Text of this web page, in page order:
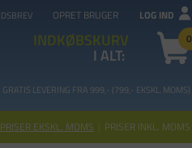
OPRET BRUGER LOG IND
INDKØBSKURV 0
I ALT:
GRATIS LEVERING FRA 999,- (799,- EKSKL. MOMS)
PRISER EKSKL. MOMS | PRISER INKL. MOMS